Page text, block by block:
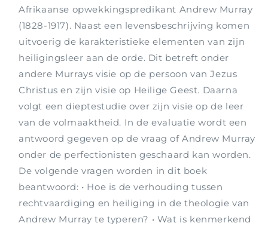
Afrikaanse opwekkingspredikant Andrew Murray
(1828-1917). Naast een levensbeschrijving komen
uitvoerig de karakteristieke elementen van zijn
heiligingsleer aan de orde. Dit betreft onder
andere Murrays visie op de persoon van Jezus
Christus en zijn visie op Heilige Geest. Daarna
volgt een dieptestudie over zijn visie op de leer
van de volmaaktheid. In de evaluatie wordt een
antwoord gegeven op de vraag of Andrew Murray
onder de perfectionisten geschaard kan worden.
De volgende vragen worden in dit boek
beantwoord: • Hoe is de verhouding tussen
rechtvaardiging en heiliging in de theologie van
Andrew Murray te typeren? • Wat is kenmerkend